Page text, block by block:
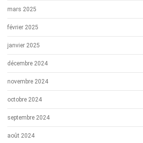
mars 2025
février 2025
janvier 2025
décembre 2024
novembre 2024
octobre 2024
septembre 2024
août 2024